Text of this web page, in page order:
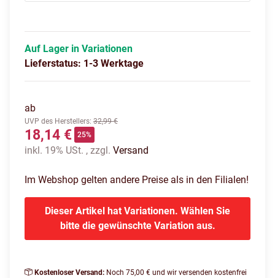
Auf Lager in Variationen
Lieferstatus: 1-3 Werktage
ab
UVP des Herstellers: 32,99 €
18,14 € 25%
inkl. 19% USt. , zzgl. Versand
Im Webshop gelten andere Preise als in den Filialen!
Dieser Artikel hat Variationen. Wählen Sie
bitte die gewünschte Variation aus.
Kostenloser Versand: Noch 75,00 € und wir versenden kostenfrei